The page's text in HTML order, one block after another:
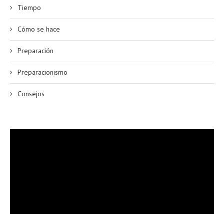
Tiempo
Cómo se hace
Preparación
Preparacionismo
Consejos